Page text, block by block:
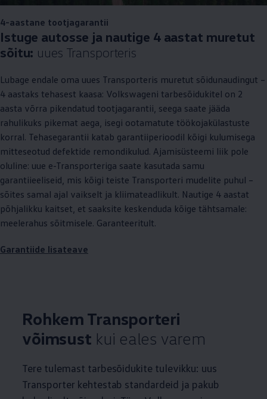
4-aastane tootjagarantii
Istuge autosse ja nautige 4 aastat muretut
sõitu: uues Transporteris
Lubage endale oma uues Transporteris muretut sõidunaudingut –
4 aastaks tehasest kaasa: Volkswageni tarbesõidukitel on 2
aasta võrra pikendatud tootjagarantii, seega saate jääda
rahulikuks pikemat aega, isegi ootamatute töökojakülastuste
korral. Tehasegarantii katab garantiiperioodil kõigi kulumisega
mitteseotud defektide remondikulud. Ajamisüsteemi liik pole
oluline: uue e-Transporteriga saate kasutada samu
garantiieeliseid, mis kõigi teiste Transporteri mudelite puhul –
sõites samal ajal vaikselt ja kliimateadlikult. Nautige 4 aastat
põhjalikku kaitset, et saaksite keskenduda kõige tähtsamale:
meelerahus sõitmisele. Garanteeritult.
Garantiide lisateave
Rohkem Transporteri
võimsust kui eales varem
Tere tulemast tarbesõidukite tulevikku: uus
Transporter kehtestab standardeid ja pakub